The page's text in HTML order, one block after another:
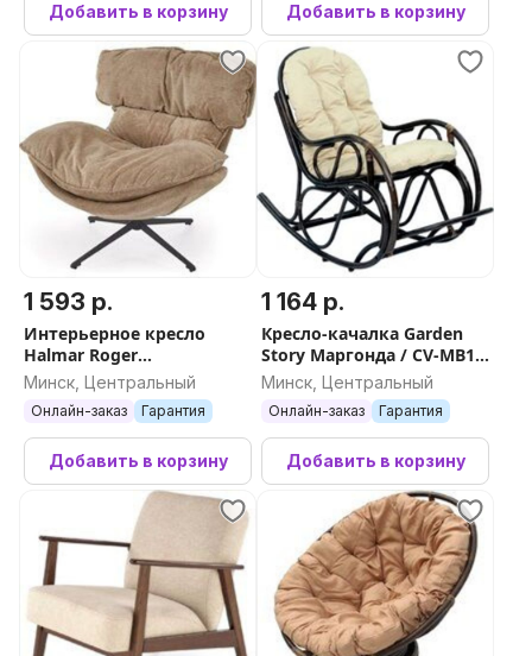
Добавить в корзину Добавить в корзину
1 593 р.
Интерьерное кресло
Halmar Roger
(коричневый/черный)
Минск, Центральный
Онлайн-заказ Гарантия
Добавить в корзину
1 164 р.
Кресло-качалка Garden
Story Маргонда / CV-MB17
(бежевый/коричневый)
Минск, Центральный
Онлайн-заказ Гарантия
Добавить в корзину